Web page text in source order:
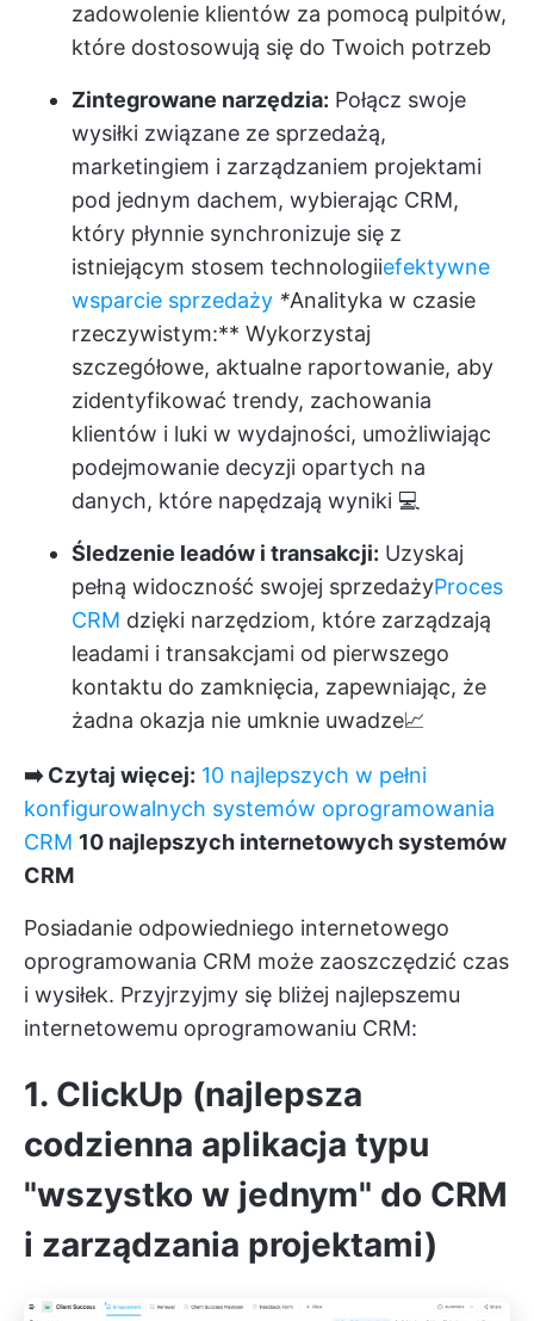
zadowolenie klientów za pomocą pulpitów,
które dostosowują się do Twoich potrzeb
Zintegrowane narzędzia: Połącz swoje
wysiłki związane ze sprzedażą,
marketingiem i zarządzaniem projektami
pod jednym dachem, wybierając CRM,
który płynnie synchronizuje się z
istniejącym stosem technologiiefektywne
wsparcie sprzedaży *Analityka w czasie
rzeczywistym:** Wykorzystaj
szczegółowe, aktualne raportowanie, aby
zidentyfikować trendy, zachowania
klientów i luki w wydajności, umożliwiając
podejmowanie decyzji opartych na
danych, które napędzają wyniki 💻
Śledzenie leadów i transakcji: Uzyskaj
pełną widoczność swojej sprzedażyProces
CRM dzięki narzędziom, które zarządzają
leadami i transakcjami od pierwszego
kontaktu do zamknięcia, zapewniając, że
żadna okazja nie umknie uwadze📈
➡️ Czytaj więcej: 10 najlepszych w pełni
konfigurowalnych systemów oprogramowania
CRM 10 najlepszych internetowych systemów
CRM
Posiadanie odpowiedniego internetowego
oprogramowania CRM może zaoszczędzić czas
i wysiłek. Przyjrzyjmy się bliżej najlepszemu
internetowemu oprogramowaniu CRM:
1. ClickUp (najlepsza
codzienna aplikacja typu
"wszystko w jednym" do CRM
i zarządzania projektami)